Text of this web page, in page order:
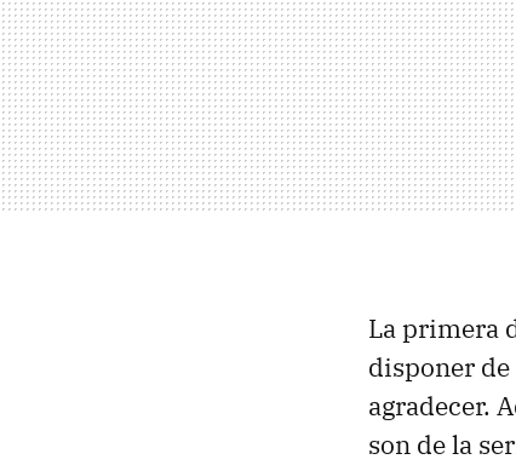
La primera
disponer
agradecer.
son de la